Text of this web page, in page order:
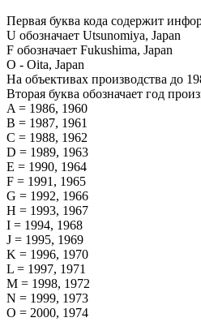
Первая буква кода содержит
U обозначает Utsunomiya, Japan
F обозначает Fukushima, Japan
O - Oita, Japan
На объективах производства до
Вторая буква обозначает год
A = 1986, 1960
B = 1987, 1961
C = 1988, 1962
D = 1989, 1963
E = 1990, 1964
F = 1991, 1965
G = 1992, 1966
H = 1993, 1967
I = 1994, 1968
J = 1995, 1969
K = 1996, 1970
L = 1997, 1971
M = 1998, 1972
N = 1999, 1973
O = 2000, 1974